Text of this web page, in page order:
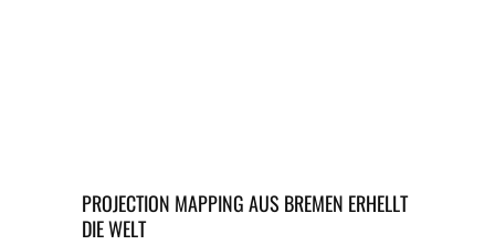
PROJECTION MAPPING AUS BREMEN ERHELLT
DIE WELT